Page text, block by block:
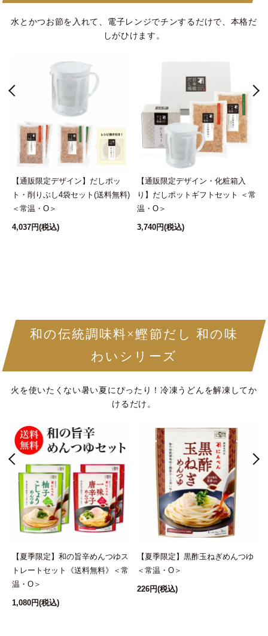
水とかつお節を入れて、電子レンジでチンするだけで、本格だ
しがひけます。
【通販限定デザイン】だしポッ
ト・削りぶし4袋セット(送料無料)
＜常温・O＞
4,037円(税込)
【通販限定デザイン・化粧箱入
り】だしポットギフトセット ＜常
温・O＞
3,740円(税込)
和の伝統調味料×鰹節だし 和の味
わいシリーズ
火を使いたくない暑い夏にぴったり！冷凍うどんを解凍してか
けるだけ。
【夏季限定】和の旨辛めんつゆス
トレートセット《送料無料》＜常
温・O＞
1,080円(税込)
【夏季限定】黒酢玉ねぎめんつゆ
＜常温・O＞
226円(税込)